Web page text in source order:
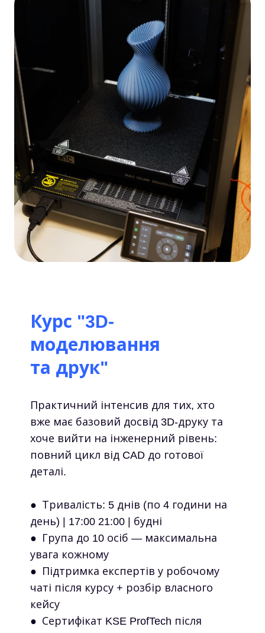
Курс "3D-
моделювання
та друк"
Практичний інтенсив для тих, хто
вже має базовий досвід 3D-друку та
хоче вийти на інженерний рівень:
повний цикл від CAD до готової
деталі.
● Тривалість: 5 днів (по 4 години на
день) | 17:00 21:00 | будні
● Група до 10 осіб — максимальна
увага кожному
● Підтримка експертів у робочому
чаті після курсу + розбір власного
кейсу
● Сертифікат KSE ProfTech після